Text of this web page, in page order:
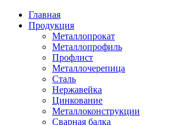
Главная
Продукция
Металлопрокат
Металлопрофиль
Профлист
Металлочерепица
Сталь
Нержавейка
Цинкование
Металлоконструкции
Сварная балка